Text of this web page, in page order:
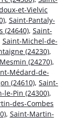
et-Vielvic
, Saint-Pantaly-
(24640), Saint-
Saint-Michel-de-
(24230),
(24270),
Médard-de-
(24610), Saint-
le-Pin (24300),
des-Combes
, Saint-Martin-